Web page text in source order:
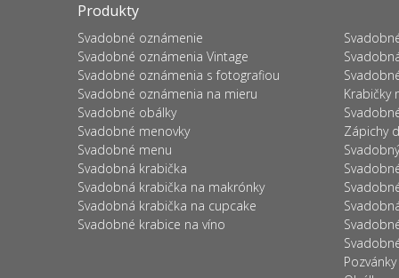
Produkty
Svadobné oznámenie
Svadobné oznámenia Vintage
Svadobné oznámenia s fotografiou
Svadobné oznámenia na mieru
Svadobné obálky
Svadobné menovky
Svadobné menu
Svadobná krabička
Svadobná krabička na makrónky
Svadobná krabička na cupcake
Svadobné krabice na víno
Krabičky
Zápichy
Pozvánky